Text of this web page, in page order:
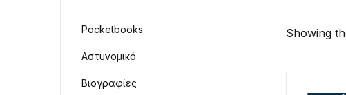
Showing
Pocketbooks
Αστυνομικό
Βιογραφίες